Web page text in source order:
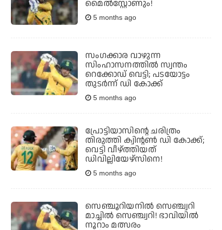
മൈല്‍സ്റ്റോണും!
5 months ago
സംഗക്കാര വാഴുന്ന
സിംഹാസനത്തില്‍ സ്വന്തം
റെക്കോഡ് വെട്ടി; പടയോട്ടം
തുടര്‍ന്ന് ഡി കോക്ക്
5 months ago
പ്രോട്ടിയാസിന്റെ ചരിത്രം
തിരുത്തി ക്വിന്റണ്‍ ഡി കോക്ക്;
വെട്ടി വീഴ്ത്തിയത്
ഡിവില്ലിയേഴ്‌സിനെ!
5 months ago
സെഞ്ചൂറിയനില്‍ സെഞ്ച്വറി
മാച്ചില്‍ സെഞ്ച്വറി! ഭാവിയില്‍
നൂറാം മത്സരം